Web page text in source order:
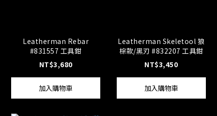
Leatherman Rebar
#831557 工具鉗
NT$3,680
加入購物車
Leatherman Skeletool 狼
棕款/黑刃 #832207 工具鉗
NT$3,450
加入購物車